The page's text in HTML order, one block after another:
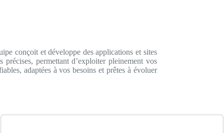
conçoit et développe des applications et sites
permettant d’exploiter pleinement vos
adaptées à vos besoins et prêtes à évoluer